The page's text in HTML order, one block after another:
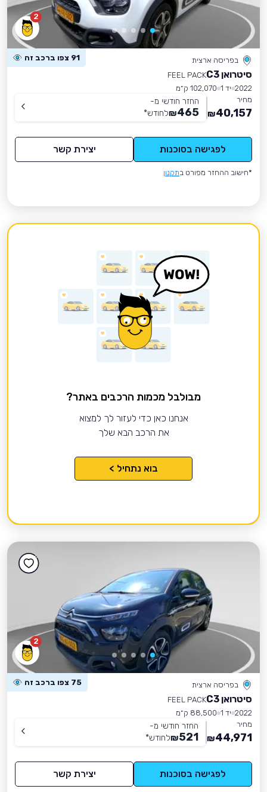
2
בפריסה ארצית 91 צפו ברכב זה
סיטרואן C3
FEEL PACK
2022 יד 1
102,070 ק״מ
מחיר
40,157
₪
החזר חודשי מ-
465
₪לחודש*
לפגישה בסוכנות יצירת קשר
*חישוב ההחזר מפורט בתקנון
מבולבל מכמות הרכבים באתר?
אנחנו כאן כדי לעזור לך למצוא
את הרכב הבא שלך
בוא נתחיל >
2
בפריסה ארצית 75 צפו ברכב זה
סיטרואן C3
FEEL PACK
2022 יד 1
88,500 ק״מ
מחיר
44,971
₪
החזר חודשי מ-
521
₪לחודש*
לפגישה בסוכנות יצירת קשר